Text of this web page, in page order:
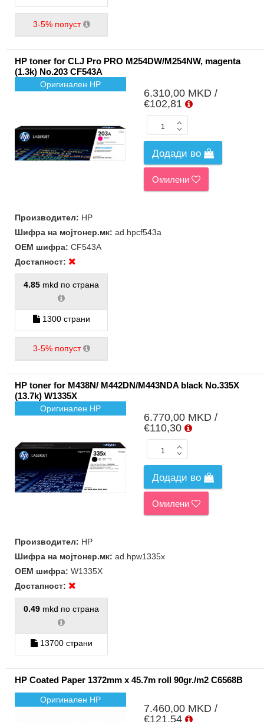
3-5% попуст
HP toner for CLJ Pro PRO M254DW/M254NW, magenta
(1.3k) No.203 CF543A
Оригинален HP
6.310,00 MKD /
€102,81
Додади во
Омилени
Производител: HP
Шифра на мојтонер.мк: ad.hpcf543a
ОЕМ шифра: CF543A
Достапност:
4.85 mkd по страна
1300 страни
3-5% попуст
HP toner for M438N/ M442DN/M443NDA black No.335X
(13.7k) W1335X
Оригинален HP
6.770,00 MKD /
€110,30
Додади во
Омилени
Производител: HP
Шифра на мојтонер.мк: ad.hpw1335x
ОЕМ шифра: W1335X
Достапност:
0.49 mkd по страна
13700 страни
HP Coated Paper 1372mm x 45.7m roll 90gr./m2 C6568B
Оригинален HP
7.460,00 MKD /
€121,54